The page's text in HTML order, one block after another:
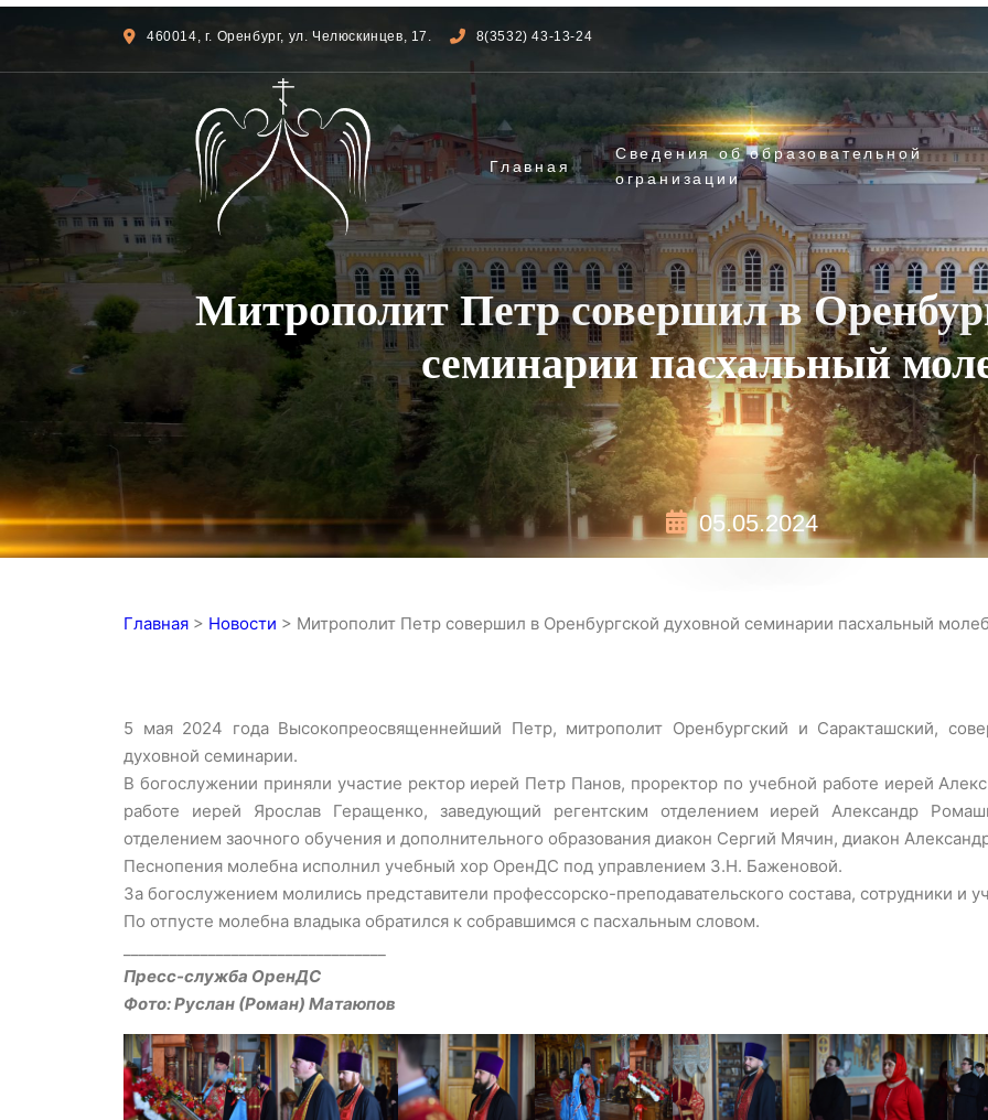
460014, г. Оренбург, ул. Челюскинцев, 17. 8(3532) 43-13-24
Главная
Сведения об образовательной
огранизации
Митрополит Петр совершил в
семинарии пасхальный
05.05.2024
Главная > Новости > Митрополит Петр совершил в Оренбургской духовной семинарии пасхальный
5 мая 2024 года Высокопреосвященнейший Петр, митрополит Оренбургский и Саракташский,
духовной семинарии.
В богослужении приняли участие ректор иерей Петр Панов, проректор по учебной работе иерей
работе иерей Ярослав Геращенко, заведующий регентским отделением иерей Александр
отделением заочного обучения и дополнительного образования диакон Сергий Мячин, диакон
Песнопения молебна исполнил учебный хор ОренДС под управлением З.Н. Баженовой.
За богослужением молились представители профессорско-преподавательского состава, сотрудники и
По отпусте молебна владыка обратился к собравшимся с пасхальным словом.
Пресс-служба ОренДС
Фото: Руслан (Роман) Матаюпов